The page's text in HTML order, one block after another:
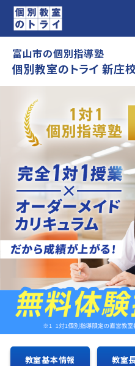
富山市の個別指導塾
個別教室のトライ 新庄
教室基本情報 教室